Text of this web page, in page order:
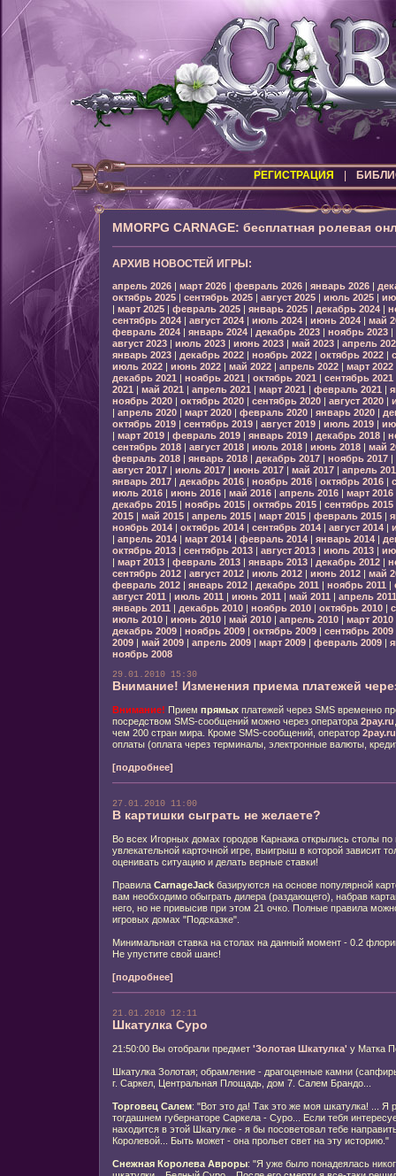
РЕГИСТРАЦИЯ
MMORPG CARNAGE: бесплатная ролевая
АРХИВ НОВОСТЕЙ ИГРЫ:
апрель 2026| март 2026| февраль 2026| январь 2026|
октябрь 2025| сентябрь 2025| август 2025| июль 2025|
| март 2025| февраль 2025| январь 2025| декабрь 2024|
сентябрь 2024| август 2024| июль 2024| июнь 2024| май
февраль 2024| январь 2024| декабрь 2023| ноябрь 2023|
август 2023| июль 2023| июнь 2023| май 2023| апрель
январь 2023| декабрь 2022| ноябрь 2022| октябрь 2022|
июль 2022| июнь 2022| май 2022| апрель 2022| март 2022
декабрь 2021 | ноябрь 2021 | октябрь 2021 | сентябрь 2021
2021 | май 2021 | апрель 2021 | март 2021 | февраль 2021 |
ноябрь 2020| октябрь 2020| сентябрь 2020| август 2020|
| апрель 2020| март 2020| февраль 2020| январь 2020|
октябрь 2019| сентябрь 2019| август 2019| июль 2019|
| март 2019| февраль 2019| январь 2019| декабрь 2018|
сентябрь 2018| август 2018| июль 2018| июнь 2018| май
февраль 2018| январь 2018| декабрь 2017| ноябрь 2017|
август 2017| июль 2017| июнь 2017| май 2017| апрель
январь 2017| декабрь 2016| ноябрь 2016| октябрь 2016|
июль 2016| июнь 2016| май 2016| апрель 2016| март 2016
декабрь 2015| ноябрь 2015| октябрь 2015| сентябрь 2015
2015| май 2015| апрель 2015| март 2015| февраль 2015|
ноябрь 2014| октябрь 2014| сентябрь 2014| август 2014|
| апрель 2014| март 2014| февраль 2014| январь 2014|
октябрь 2013| сентябрь 2013| август 2013| июль 2013|
| март 2013| февраль 2013| январь 2013| декабрь 2012|
сентябрь 2012| август 2012| июль 2012| июнь 2012| май
февраль 2012| январь 2012| декабрь 2011 | ноябрь 2011 |
август 2011 | июль 2011 | июнь 2011 | май 2011 | апрель 2011
январь 2011 | декабрь 2010| ноябрь 2010| октябрь 2010|
июль 2010| июнь 2010| май 2010| апрель 2010| март 2010
декабрь 2009| ноябрь 2009| октябрь 2009| сентябрь 2009
2009| май 2009| апрель 2009| март 2009| февраль 2009|
ноябрь 2008
29.01.2010 15:30
Внимание! Изменения приема платежей
Внимание! Прием прямых платежей через SMS временно
посредством SMS-сообщений можно через оператора 2pay.ru
чем 200 стран мира. Кроме SMS-сообщений, оператор 2pay.ru
оплаты (оплата через терминалы, электронные валюты,
[подробнее]
27.01.2010 11:00
В картишки сыграть не желаете?
Во всех Игорных домах городов Карнажа открылись столы по
увлекательной карточной игре, выигрыш в которой зависит
оценивать ситуацию и делать верные ставки!
Правила CarnageJackбазируются на основе популярной
вам необходимо обыграть дилера (раздающего), набрав
него, но не привысив при этом 21 очко. Полные правила
игровых домах "Подсказке".
Минимальная ставка на столах на данный момент - 0.2
Не упустите свой шанс!
[подробнее]
21.01.2010 12:11
Шкатулка Суро
21:50:00 Вы отобрали предмет 'Золотая Шкатулка' у Матка
Шкатулка Золотая; обрамление - драгоценные камни
г. Саркел, Центральная Площадь, дом 7. Салем Брандо...
Торговец Салем: "Вот это да! Так это же моя шкатулка! ... Я
тогдашнем губернаторе Саркела - Суро... Если тебя
находится в этой Шкатулке - я бы посоветовал тебе
Королевой... Быть может - она прольет свет на эту историю."
Снежная Королева Авроры: "Я уже было понадеялась